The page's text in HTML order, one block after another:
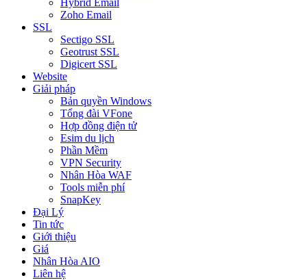
Hybrid Email
Zoho Email
SSL
Sectigo SSL
Geotrust SSL
Digicert SSL
Website
Giải pháp
Bản quyền Windows
Tổng đài VFone
Hợp đồng điện tử
Esim du lịch
Phần Mềm
VPN Security
Nhân Hòa WAF
Tools miễn phí
SnapKey
Đại Lý
Tin tức
Giới thiệu
Giá
Nhân Hòa AIO
Liên hệ